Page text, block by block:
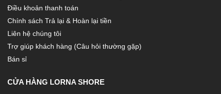
Điều khoản thanh toán
Chính sách Trả lại & Hoàn lại tiền
Liên hệ chúng tôi
Trợ giúp khách hàng (Câu hỏi thường gặp)
Bán sỉ
CỬA HÀNG LORNA SHORE